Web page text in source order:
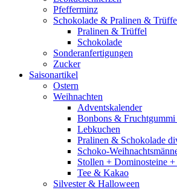
Pfefferminz
Schokolade & Pralinen &
Pralinen & Trüffel
Schokolade
Sonderanfertigungen
Zucker
Saisonartikel
Ostern
Weihnachten
Adventskalender
Bonbons &
Lebkuchen
Pralinen & Schokolade
Schoko-
Stollen + Dominosteine
Tee & Kakao
Silvester & Halloween